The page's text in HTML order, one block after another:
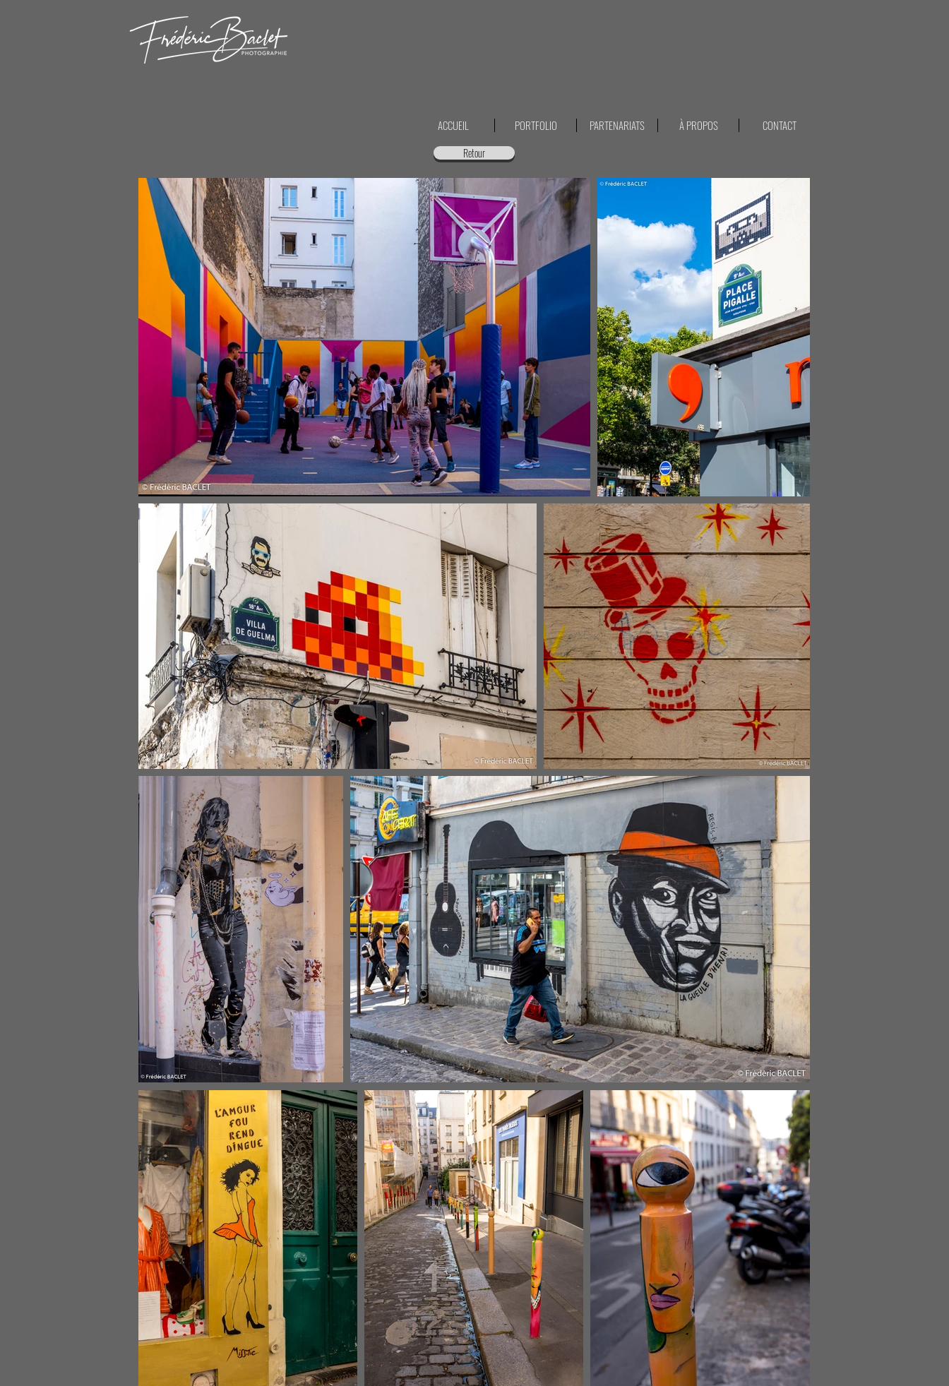
ACCUEIL PORTFOLIO PARTENARIATS À PROPOS CONTACT
Retour